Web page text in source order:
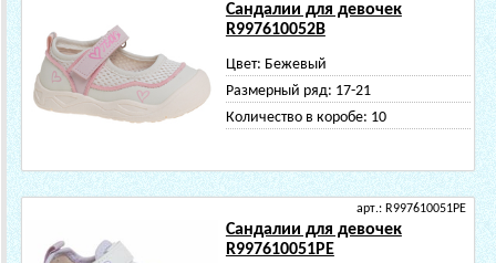
Сандалии для девочек
R997610052B
Цвет: Бежевый
Размерный ряд: 17-21
Количество в коробе: 10
арт.: R997610051PE
Сандалии для девочек
R997610051PE